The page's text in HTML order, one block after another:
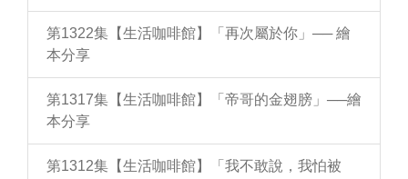
第1322集【生活咖啡館】「再次屬於你」── 繪
本分享
第1317集【生活咖啡館】「帝哥的金翅膀」──繪
本分享
第1312集【生活咖啡館】「我不敢說，我怕被